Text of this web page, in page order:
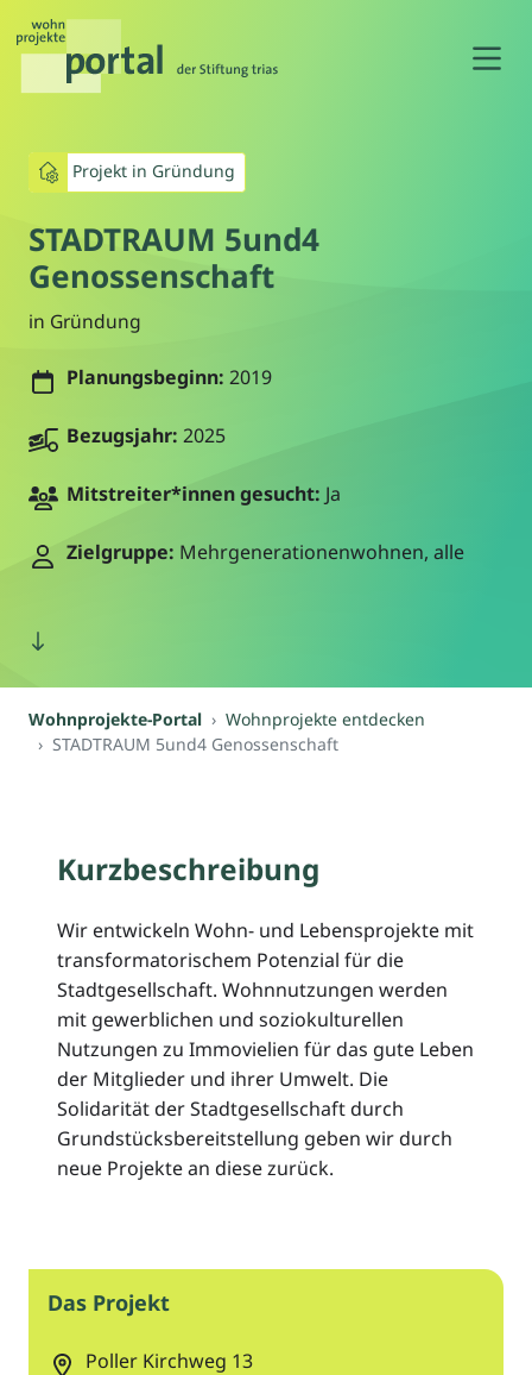
Projekt in Gründung
STADTRAUM 5und4
Genossenschaft
in Gründung
Planungsbeginn: 2019
Bezugsjahr: 2025
Mitstreiter*innen gesucht: Ja
Zielgruppe: Mehrgenerationenwohnen, alle
Wohnprojekte-Portal
Wohnprojekte entdecken
STADTRAUM 5und4 Genossenschaft
Kurzbeschreibung
Wir entwickeln Wohn- und Lebensprojekte mit
transformatorischem Potenzial für die
Stadtgesellschaft. Wohnnutzungen werden
mit gewerblichen und soziokulturellen
Nutzungen zu Immovielien für das gute Leben
der Mitglieder und ihrer Umwelt. Die
Solidarität der Stadtgesellschaft durch
Grundstücksbereitstellung geben wir durch
neue Projekte an diese zurück.
Das Projekt
Poller Kirchweg 13